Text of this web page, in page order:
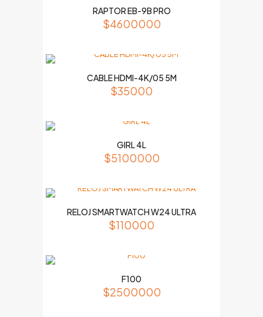
RAPTOR EB-9B PRO
$4600000
CABLE HDMI-4K/05 5M
$35000
GIRL 4L
$5100000
RELOJ SMARTWATCH W24 ULTRA
$110000
F100
$2500000